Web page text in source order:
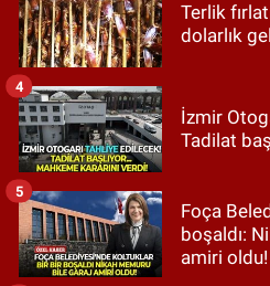
Terlik
dolarlık
İzmir
Tadilat
4
Foça
boşaldı:
amiri oldu!
5